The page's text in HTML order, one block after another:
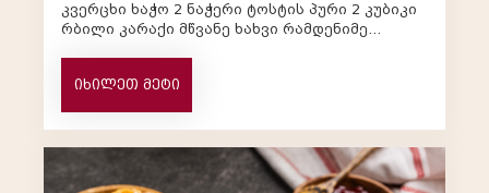
კვერცხი ხაჭო 2 ნაჭერი ტოსტის პური 2 კუბიკი
რბილი კარაქი მწვანე ხახვი რამდენიმე
იხილეთ მეტი